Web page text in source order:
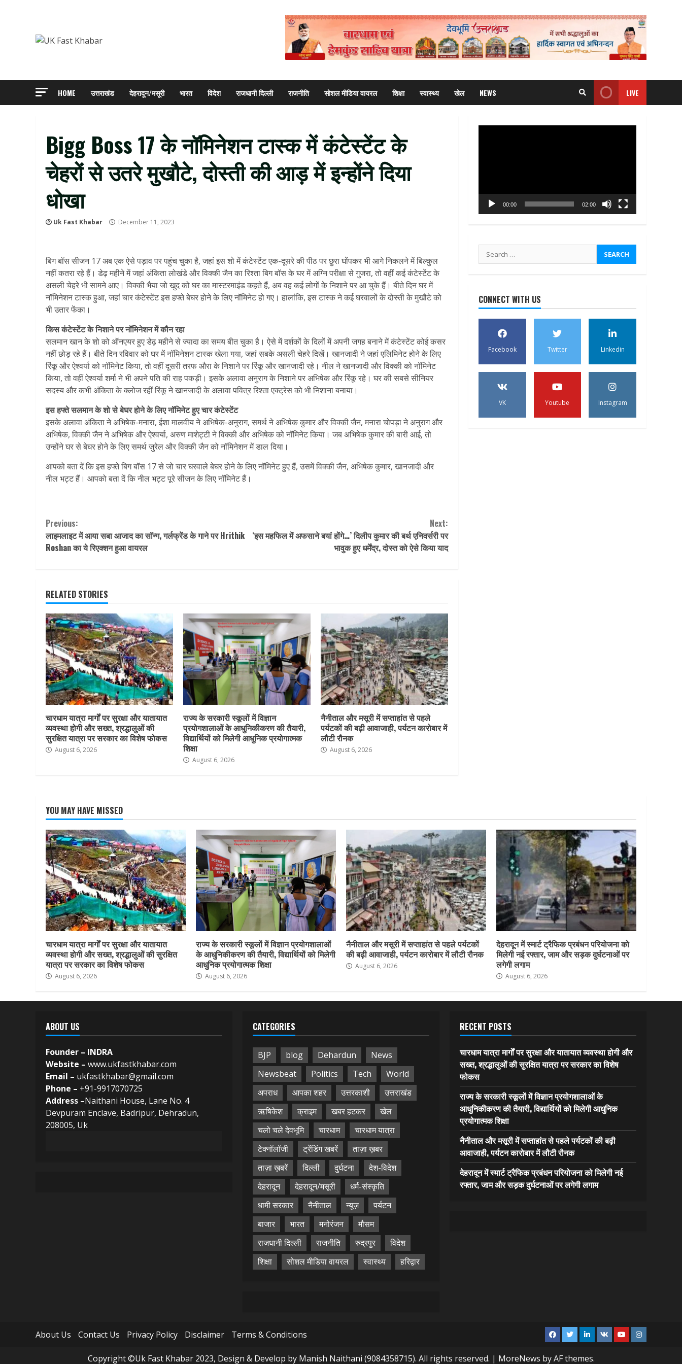
HOME उत्तराखंड देहरादून/मसूरी भारत विदेश राजधानी दिल्ली राजनीति सोशल मीडिया वायरल शिक्षा स्वास्थ्य खेल NEWS LIVE
Bigg Boss 17 के नॉमिनेशन टास्क में कंटेस्टेंट के
चेहरों से उतरे मुखौटे, दोस्ती की आड़ में इन्होंने दिया
धोखा
Uk Fast Khabar December 11, 2023
बिग बॉस सीजन 17 अब एक ऐसे पड़ाव पर पहुंच चुका है, जहां इस शो में कंटेस्टेंट एक-दूसरे की पीठ पर छुरा घोंपकर भी आगे निकलने में बिल्कुल
नहीं कतरा रहे हैं। डेढ़ महीने में जहां अंकिता लोखंडे और विक्की जैन का रिश्ता बिग बॉस के घर में अग्नि परीक्षा से गुजरा, तो वहीं कई कंटेस्टेंट के
असली चेहरे भी सामने आए। विक्की भैया जो खुद को घर का मास्टरमाइंड कहते हैं, अब वह कई लोगों के निशाने पर आ चुके हैं। बीते दिन घर में
नॉमिनेशन टास्क हुआ, जहां चार कंटेस्टेंट इस हफ्ते बेघर होने के लिए नॉमिनेट हो गए। हालांकि, इस टास्क ने कई घरवालों के दोस्ती के मुखौटे को
भी उतार फेंका।
किस कंटेस्टेंट के निशाने पर नॉमिनेशन में कौन रहा
सलमान खान के शो को ऑनएयर हुए डेढ़ महीने से ज्यादा का समय बीत चुका है। ऐसे में दर्शकों के दिलों में अपनी जगह बनाने में कंटेस्टेंट कोई कसर
नहीं छोड़ रहे हैं। बीते दिन रविवार को घर में नॉमिनेशन टास्क खेला गया, जहां सबके असली चेहरे दिखें। खानजादी ने जहां एलिमिनेट होने के लिए
रिंकू और ऐश्वर्या को नॉमिनेट किया, तो वहीं दूसरी तरफ औरा के निशाने पर रिंकू और खानजादी रहे। नील ने खानजादी और विक्की को नॉमिनेट
किया, तो वहीं ऐश्वर्या शर्मा ने भी अपने पति की राह पकड़ी। इसके अलावा अनुराग के निशाने पर अभिषेक और रिंकू रहे। घर की सबसे सीनियर
सदस्य और कभी अंकिता के क्लोज रहीं रिंकू ने खानजादी के अलावा पवित्र रिश्ता एक्ट्रेस को भी निशाना बनाया।
इस हफ्ते सलमान के शो से बेघर होने के लिए नॉमिनेट हुए चार कंटेस्टेंट
इसके अलावा अंकिता ने अभिषेक-मनारा, ईशा मालवीय ने अभिषेक-अनुराग, समर्थ ने अभिषेक कुमार और विक्की जैन, मनारा चोपड़ा ने अनुराग और
अभिषेक, विक्की जैन ने अभिषेक और ऐश्वर्या, अरुण माशेट्टी ने विक्की और अभिषेक को नॉमिनेट किया। जब अभिषेक कुमार की बारी आई, तो
उन्होंने घर से बेघर होने के लिए समर्थ जुरेल और विक्की जैन को नॉमिनेशन में डाल दिया।
आपको बता दें कि इस हफ्ते बिग बॉस 17 से जो चार घरवाले बेघर होने के लिए नॉमिनेट हुए हैं, उसमें विक्की जैन, अभिषेक कुमार, खानजादी और
नील भट्ट हैं। आपको बता दें कि नील भट्ट पूरे सीजन के लिए नॉमिनेट हैं।
Continue
Reading
Previous:
लाइमलाइट में आया सबा आजाद का सॉन्ग, गर्लफ्रेंड के गाने पर Hrithik
Roshan का ये रिएक्शन हुआ वायरल
Next:
‘इस महफिल में अफसाने बयां होंगे…’ दिलीप कुमार की बर्थ एनिवर्सरी पर
भावुक हुए धर्मेंद्र, दोस्त को ऐसे किया याद
RELATED STORIES
चारधाम यात्रा मार्गों पर सुरक्षा और यातायात
व्यवस्था होगी और सख्त, श्रद्धालुओं की
सुरक्षित यात्रा पर सरकार का विशेष फोकस
August 6, 2026
राज्य के सरकारी स्कूलों में विज्ञान
प्रयोगशालाओं के आधुनिकीकरण की तैयारी,
विद्यार्थियों को मिलेगी आधुनिक प्रयोगात्मक
शिक्षा
August 6, 2026
नैनीताल और मसूरी में सप्ताहांत से पहले
पर्यटकों की बढ़ी आवाजाही, पर्यटन कारोबार में
लौटी रौनक
August 6, 2026
00:00 02:00
Search
for:
CONNECT WITH US
Facebook Twitter Linkedin
VK Youtube Instagram
YOU MAY HAVE MISSED
चारधाम यात्रा मार्गों पर सुरक्षा और यातायात
व्यवस्था होगी और सख्त, श्रद्धालुओं की सुरक्षित
यात्रा पर सरकार का विशेष फोकस
August 6, 2026
राज्य के सरकारी स्कूलों में विज्ञान प्रयोगशालाओं
के आधुनिकीकरण की तैयारी, विद्यार्थियों को मिलेगी
आधुनिक प्रयोगात्मक शिक्षा
August 6, 2026
नैनीताल और मसूरी में सप्ताहांत से पहले पर्यटकों
की बढ़ी आवाजाही, पर्यटन कारोबार में लौटी रौनक
August 6, 2026
देहरादून में स्मार्ट ट्रैफिक प्रबंधन परियोजना को
मिलेगी नई रफ्तार, जाम और सड़क दुर्घटनाओं पर
लगेगी लगाम
August 6, 2026
ABOUT US
Founder – INDRA
Website – www.ukfastkhabar.com
Email – ukfastkhabar@gmail.com
Phone – +91-9917070725
Address –Naithani House, Lane No. 4
Devpuram Enclave, Badripur, Dehradun,
208005, Uk
CATEGORIES
BJP blog Dehardun
News
Newsbeat
Politics Tech
World
अपराध
आपका शहर उत्तरकाशी
उत्तराखंड
ऋषिकेश
क्राइम खबर हटकर
खेल
चलो चले देवभूमि
चारधाम
चारधाम यात्रा
टेक्नॉलॉजी
ट्रेंडिंग खबरें
ताज़ा ख़बर
ताज़ा ख़बरें
दिल्ली दुर्घटना
देश-विदेश
देहरादून
देहरादून/मसूरी
धर्म-संस्कृति
धामी सरकार
नैनीताल न्यूज़
पर्यटन
बाजार
भारत मनोरंजन
मौसम
राजधानी दिल्ली
राजनीति रुद्रपुर
विदेश
शिक्षा
सोशल मीडिया वायरल स्वास्थ्य हरिद्वार
RECENT POSTS
चारधाम यात्रा मार्गों पर सुरक्षा और यातायात व्यवस्था होगी और
सख्त, श्रद्धालुओं की सुरक्षित यात्रा पर सरकार का विशेष
फोकस
राज्य के सरकारी स्कूलों में विज्ञान प्रयोगशालाओं के
आधुनिकीकरण की तैयारी, विद्यार्थियों को मिलेगी आधुनिक
प्रयोगात्मक शिक्षा
नैनीताल और मसूरी में सप्ताहांत से पहले पर्यटकों की बढ़ी
आवाजाही, पर्यटन कारोबार में लौटी रौनक
देहरादून में स्मार्ट ट्रैफिक प्रबंधन परियोजना को मिलेगी नई
रफ्तार, जाम और सड़क दुर्घटनाओं पर लगेगी लगाम
About Us Contact Us Privacy Policy Disclaimer Terms & Conditions Facebook
TwitterLinkedin
VK YoutubeInstagram
Copyright ©Uk Fast Khabar 2023, Design & Develop by Manish Naithani (9084358715). All rights reserved. | MoreNews by AF themes.